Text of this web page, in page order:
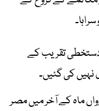
دستخطی تقریب کے
نہیں کی گئیں۔
ماہ کے آخر میں مصر